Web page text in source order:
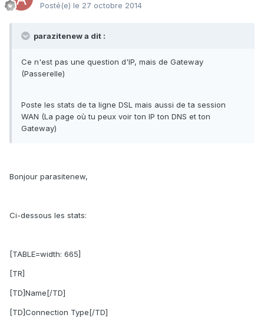
Posté(e) le 27 octobre 2014
parazitenew a dit :
Ce n'est pas une question d'IP, mais de Gateway
(Passerelle)
Poste les stats de ta ligne DSL mais aussi de ta session
WAN (La page où tu peux voir ton IP ton DNS et ton
Gateway)
Bonjour parasitenew,
Ci-dessous les stats:
[TABLE=width: 665]
[TR]
[TD]Name[/TD]
[TD]Connection Type[/TD]